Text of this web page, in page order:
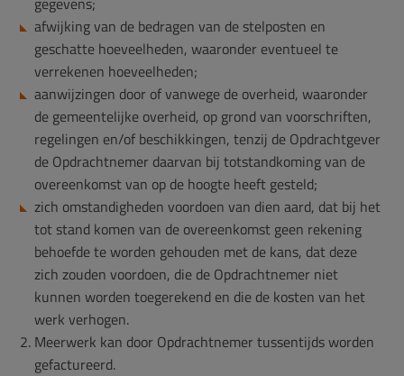
afwijking van de bedragen van de stelposten en
geschatte hoeveelheden, waaronder eventueel te
verrekenen hoeveelheden;
aanwijzingen door of vanwege de overheid, waaronder
de gemeentelijke overheid, op grond van voorschriften,
regelingen en/of beschikkingen, tenzij de Opdrachtgever
de Opdrachtnemer daarvan bij totstandkoming van de
overeenkomst van op de hoogte heeft gesteld;
zich omstandigheden voordoen van dien aard, dat bij het
tot stand komen van de overeenkomst geen rekening
behoefde te worden gehouden met de kans, dat deze
zich zouden voordoen, die de Opdrachtnemer niet
kunnen worden toegerekend en die de kosten van het
werk verhogen.
Meerwerk kan door Opdrachtnemer tussentijds worden
gefactureerd.